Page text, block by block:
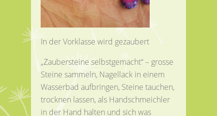
In der Vorklasse wird gezaubert
„Zaubersteine selbstgemacht“ – grosse
Steine sammeln, Nagellack in einem
Wasserbad aufbringen, Steine tauchen,
trocknen lassen, als Handschmeichler
in der Hand halten und sich was